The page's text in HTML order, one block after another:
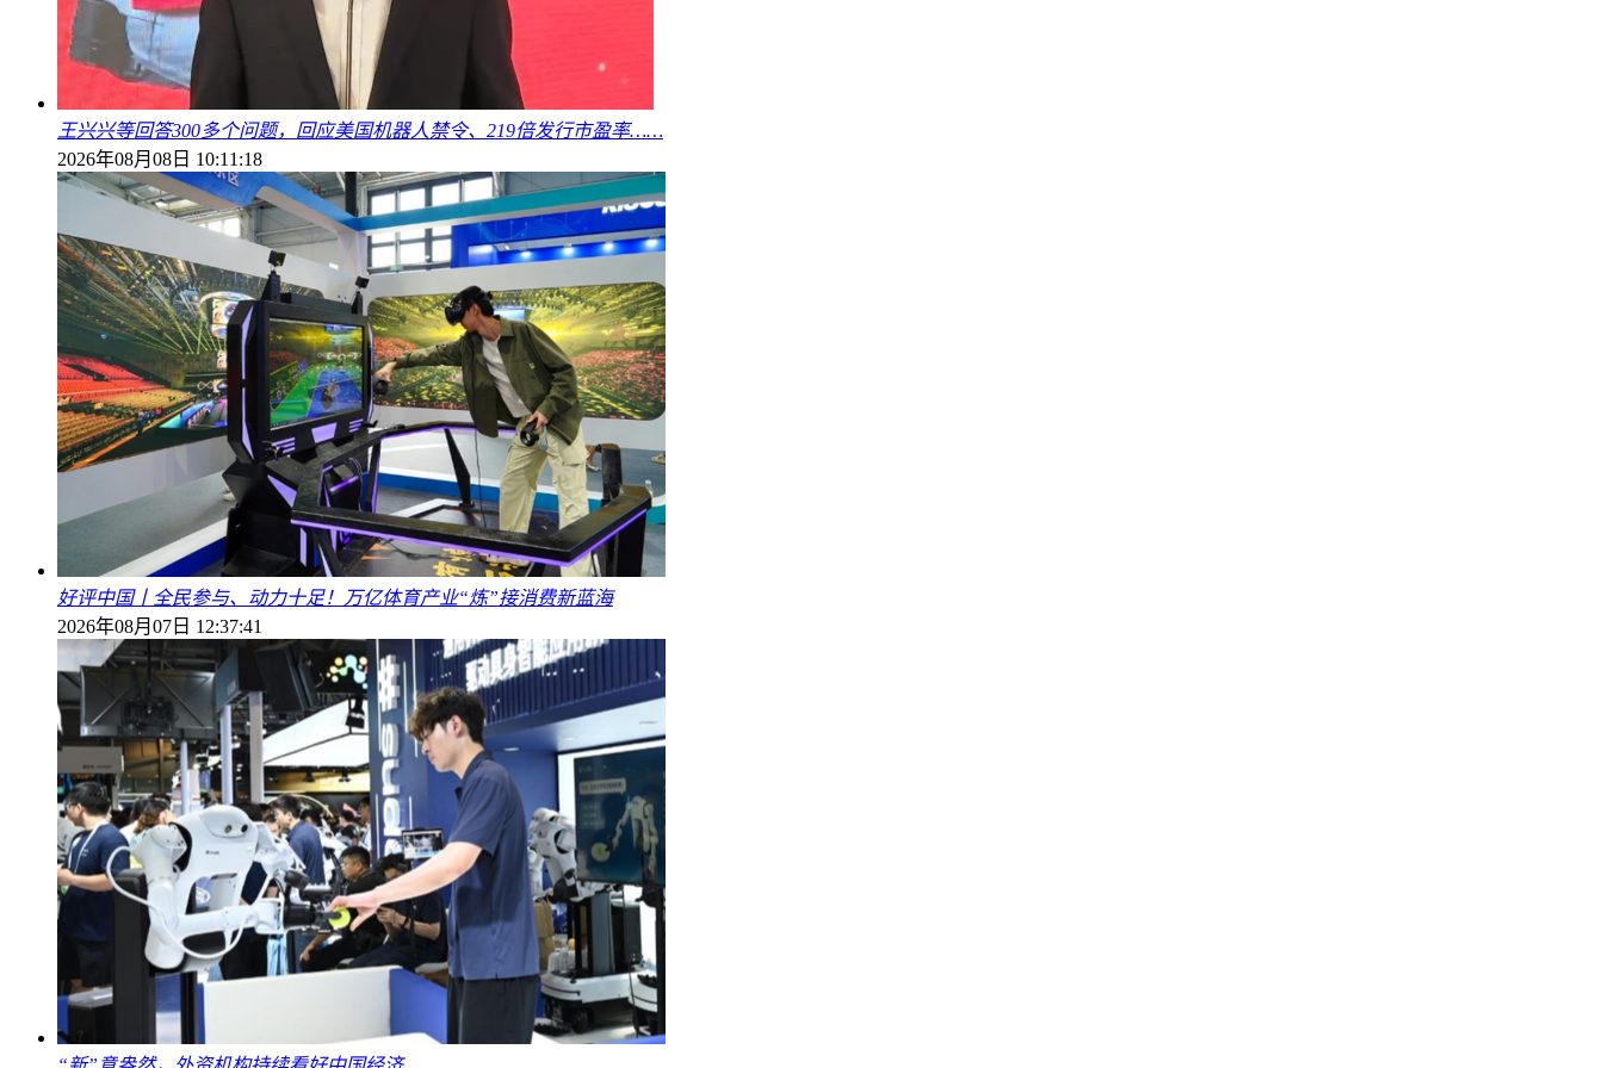
王兴兴等回答300多个问题，回应美国机器人禁令、219倍发行市盈率……
2026年08月08日 10:11:18
好评中国丨全民参与、动力十足！万亿体育产业“炼”接消费新蓝海
2026年08月07日 12:37:41